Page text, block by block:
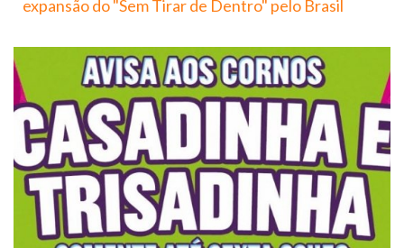
expansão do "Sem Tirar de Dentro" pelo Brasil